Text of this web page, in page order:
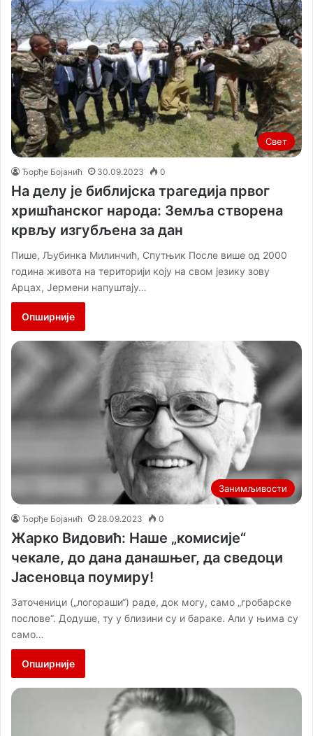
Свет
Ђорђе Бојанић 30.09.2023 0
На делу је библијска трагедија првог
хришћанског народа: Земља створена
крвљу изгубљена за дан
Пише, Љубинка Милинчић, Спутњик После више од 2000
година живота на територији коју на свом језику зову
Арцах, Јермени напуштају…
Опширније
Занимљивости
Ђорђе Бојанић 28.09.2023 0
Жарко Видовић: Наше „комисије“
чекале, до дана данашњег, да сведоци
Јасеновца поумиру!
Заточеници („логораши“) раде, док могу, само „гробарске
послове“. Додуше, ту у близини су и бараке. Али у њима су
само…
Опширније